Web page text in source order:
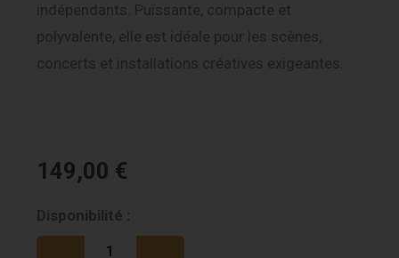
indépendants. Puissante, compacte et
polyvalente, elle est idéale pour les scènes,
concerts et installations créatives exigeantes.
149,00 €
Disponibilité :
quantité
de